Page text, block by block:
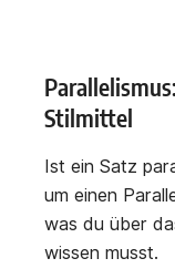
Stilmittel
Ist ein Satz
um einen
was du über
wissen musst.